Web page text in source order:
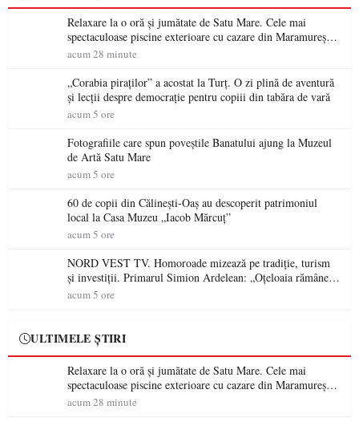
Relaxare la o oră și jumătate de Satu Mare. Cele mai
spectaculoase piscine exterioare cu cazare din Maramureș,
ideale pentru o escapadă de vară
acum 28 minute
„Corabia piraților” a acostat la Turț. O zi plină de aventură
și lecții despre democrație pentru copiii din tabăra de vară
acum 5 ore
Fotografiile care spun poveștile Banatului ajung la Muzeul
de Artă Satu Mare
acum 5 ore
60 de copii din Călinești-Oaș au descoperit patrimoniul
local la Casa Muzeu „Iacob Mărcuț”
acum 5 ore
NORD VEST TV. Homoroade mizează pe tradiție, turism
și investiții. Primarul Simion Ardelean: „Oțeloaia rămâne
un brand al Codrului”
acum 5 ore
ULTIMELE ȘTIRI
Relaxare la o oră și jumătate de Satu Mare. Cele mai
spectaculoase piscine exterioare cu cazare din Maramureș,
ideale pentru o escapadă de vară
acum 28 minute